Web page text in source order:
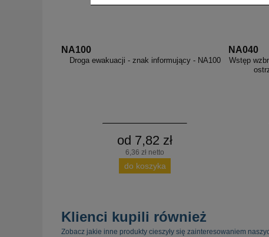
NA100
Droga ewakuacji - znak informujący - NA100
od 7,82 zł
6,36 zł netto
do koszyka
NA040
Wstęp
Klienci kupili również
Zobacz jakie inne produkty cieszyły się zainteresowaniem